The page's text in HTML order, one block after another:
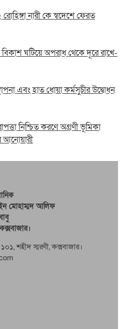
রোহিঙ্গা নারী কে স্বদেশে ফেরত
ঘটিয়ে অপরাধ থেকে দূরে রাখে-
এবং হাত ধোয়া কর্মসুচীর উদ্বোধন
নিশ্চিত করণে অগ্রণী ভূমিকা
আনোয়ারী
মোহাম্মদ আলিফ
কক্সবাজার।
১০১, শহীদ স্মরণী, কক্সবাজার।